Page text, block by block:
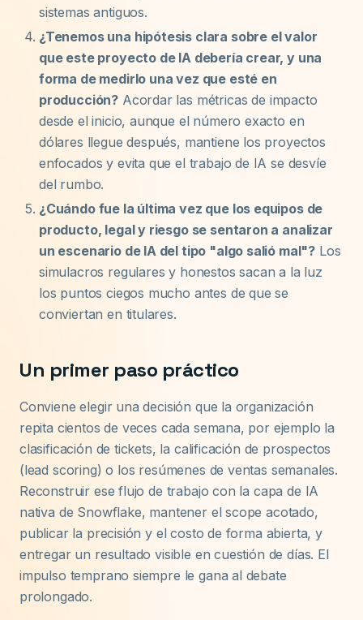
sistemas antiguos.
¿Tenemos una hipótesis clara sobre el valor
que este proyecto de IA debería crear, y una
forma de medirlo una vez que esté en
producción? Acordar las métricas de impacto
desde el inicio, aunque el número exacto en
dólares llegue después, mantiene los proyectos
enfocados y evita que el trabajo de IA se desvíe
del rumbo.
¿Cuándo fue la última vez que los equipos de
producto, legal y riesgo se sentaron a analizar
un escenario de IA del tipo "algo salió mal"? Los
simulacros regulares y honestos sacan a la luz
los puntos ciegos mucho antes de que se
conviertan en titulares.
Un primer paso práctico
Conviene elegir una decisión que la organización
repita cientos de veces cada semana, por ejemplo la
clasificación de tickets, la calificación de prospectos
(lead scoring) o los resúmenes de ventas semanales.
Reconstruir ese flujo de trabajo con la capa de IA
nativa de Snowflake, mantener el scope acotado,
publicar la precisión y el costo de forma abierta, y
entregar un resultado visible en cuestión de días. El
impulso temprano siempre le gana al debate
prolongado.